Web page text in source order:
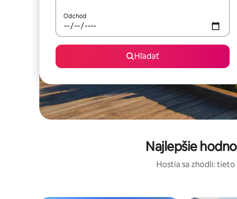
Odchod
Hľadať
Najlepšie
Hostia sa zhodli: